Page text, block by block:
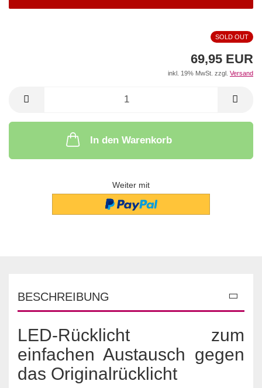
SOLD OUT
69,95 EUR
inkl. 19% MwSt. zzgl. Versand
In den Warenkorb
Weiter mit
BESCHREIBUNG
LED-Rücklicht zum
einfachen Austausch gegen
das Originalrücklicht